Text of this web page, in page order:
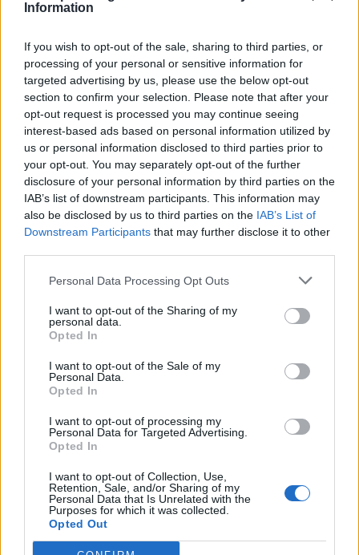
Information
If you wish to opt-out of the sale, sharing to third parties, or
processing of your personal or sensitive information for
targeted advertising by us, please use the below opt-out
section to confirm your selection. Please note that after your
opt-out request is processed you may continue seeing
interest-based ads based on personal information utilized by
us or personal information disclosed to third parties prior to
your opt-out. You may separately opt-out of the further
disclosure of your personal information by third parties on the
IAB’s list of downstream participants. This information may
also be disclosed by us to third parties on the IAB’s List of
Downstream Participants that may further disclose it to other
Personal Data Processing Opt Outs
I want to opt-out of the Sharing of my
personal data.
Opted In
I want to opt-out of the Sale of my
Personal Data.
Opted In
I want to opt-out of processing my
Personal Data for Targeted Advertising.
Opted In
I want to opt-out of Collection, Use,
Retention, Sale, and/or Sharing of my
Personal Data that Is Unrelated with the
Purposes for which it was collected.
Opted Out
ήθος και στον πολιτικό πολιτισμό κάθε αριστερού και
Νέος εκπρόσωπος τύπου
Μετά τις παραιτήσεις των Μπάμπη Παπαδάκη,
Ευγενίας Κουντούρη, Δημήτρη Βέττα και φυσικά της
Βούλας Κεχαγιά, νέος εκπρόσωπος τύπου του
κόμματος αναλαμβάνει ο μέχρι πρότινος
αναπληρωτής, Παυσανίας Παπαγεωργίου.
Πηγή: documentonews
ΣΥΝΕΧΊΣΤΕ ΝΑ ΔΙΑΒΆΖΕΤΕ